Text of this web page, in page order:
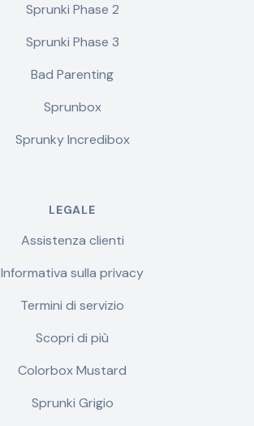
Sprunki Phase 2
Sprunki Phase 3
Bad Parenting
Sprunbox
Sprunky Incredibox
LEGALE
Assistenza clienti
Informativa sulla privacy
Termini di servizio
Scopri di più
Colorbox Mustard
Sprunki Grigio